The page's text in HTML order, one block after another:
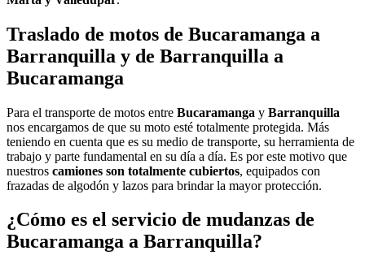
Traslado de motos de Bucaramanga a
Barranquilla y de Barranquilla a
Bucaramanga
Para el transporte de motos entre Bucaramanga y Barranquilla
nos encargamos de que su moto esté totalmente protegida. Más
teniendo en cuenta que es su medio de transporte, su herramienta de
trabajo y parte fundamental en su día a día. Es por este motivo que
nuestros camiones son totalmente cubiertos, equipados con
frazadas de algodón y lazos para brindar la mayor protección.
¿Cómo es el servicio de mudanzas de
Bucaramanga a Barranquilla?